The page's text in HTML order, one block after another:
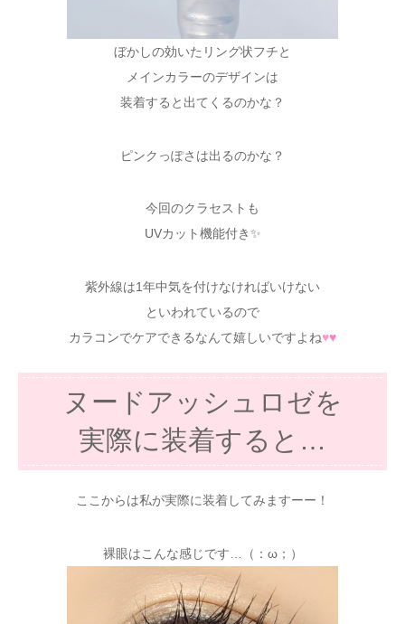
ぼかしの効いたリング状フチと
メインカラーのデザインは
装着すると出てくるのかな？
ピンクっぽさは出るのかな？
今回のクラセストも
UVカット機能付き✨
紫外線は1年中気を付けなければいけない
といわれているので
カラコンでケアできるなんて嬉しいですよね♥♥
ヌードアッシュロゼを
実際に装着すると…
ここからは私が実際に装着してみますーー！
裸眼はこんな感じです…（：ω；）